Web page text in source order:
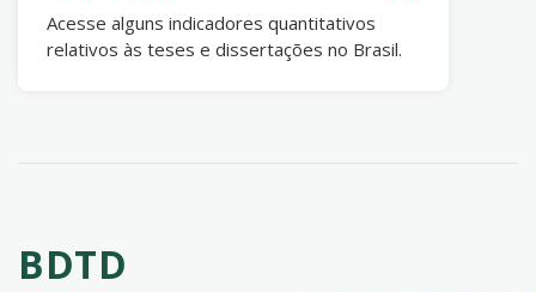
Acesse alguns indicadores quantitativos
relativos às teses e dissertações no Brasil.
BDTD